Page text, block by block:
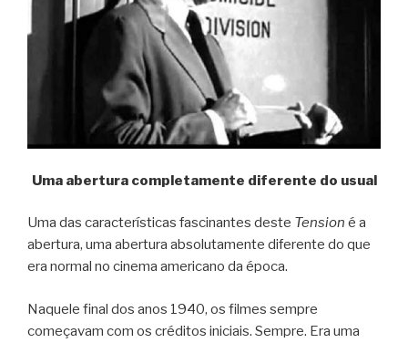
Uma abertura completamente diferente do usual
Uma das características fascinantes deste Tension é a
abertura, uma abertura absolutamente diferente do que
era normal no cinema americano da época.
Naquele final dos anos 1940, os filmes sempre
começavam com os créditos iniciais. Sempre. Era uma